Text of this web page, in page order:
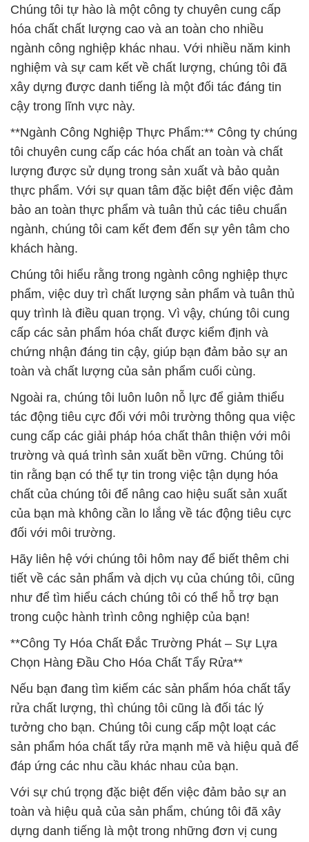
Chúng tôi tự hào là một công ty chuyên cung cấp
hóa chất chất lượng cao và an toàn cho nhiều
ngành công nghiệp khác nhau. Với nhiều năm kinh
nghiệm và sự cam kết về chất lượng, chúng tôi đã
xây dựng được danh tiếng là một đối tác đáng tin
cậy trong lĩnh vực này.
**Ngành Công Nghiệp Thực Phẩm:** Công ty chúng
tôi chuyên cung cấp các hóa chất an toàn và chất
lượng được sử dụng trong sản xuất và bảo quản
thực phẩm. Với sự quan tâm đặc biệt đến việc đảm
bảo an toàn thực phẩm và tuân thủ các tiêu chuẩn
ngành, chúng tôi cam kết đem đến sự yên tâm cho
khách hàng.
Chúng tôi hiểu rằng trong ngành công nghiệp thực
phẩm, việc duy trì chất lượng sản phẩm và tuân thủ
quy trình là điều quan trọng. Vì vậy, chúng tôi cung
cấp các sản phẩm hóa chất được kiểm định và
chứng nhận đáng tin cậy, giúp bạn đảm bảo sự an
toàn và chất lượng của sản phẩm cuối cùng.
Ngoài ra, chúng tôi luôn luôn nỗ lực để giảm thiểu
tác động tiêu cực đối với môi trường thông qua việc
cung cấp các giải pháp hóa chất thân thiện với môi
trường và quá trình sản xuất bền vững. Chúng tôi
tin rằng bạn có thể tự tin trong việc tận dụng hóa
chất của chúng tôi để nâng cao hiệu suất sản xuất
của bạn mà không cần lo lắng về tác động tiêu cực
đối với môi trường.
Hãy liên hệ với chúng tôi hôm nay để biết thêm chi
tiết về các sản phẩm và dịch vụ của chúng tôi, cũng
như để tìm hiểu cách chúng tôi có thể hỗ trợ bạn
trong cuộc hành trình công nghiệp của bạn!
**Công Ty Hóa Chất Đắc Trường Phát – Sự Lựa
Chọn Hàng Đầu Cho Hóa Chất Tẩy Rửa**
Nếu bạn đang tìm kiếm các sản phẩm hóa chất tẩy
rửa chất lượng, thì chúng tôi cũng là đối tác lý
tưởng cho bạn. Chúng tôi cung cấp một loạt các
sản phẩm hóa chất tẩy rửa mạnh mẽ và hiệu quả để
đáp ứng các nhu cầu khác nhau của bạn.
Với sự chú trọng đặc biệt đến việc đảm bảo sự an
toàn và hiệu quả của sản phẩm, chúng tôi đã xây
dựng danh tiếng là một trong những đơn vị cung